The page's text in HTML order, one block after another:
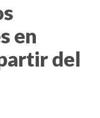
en
del